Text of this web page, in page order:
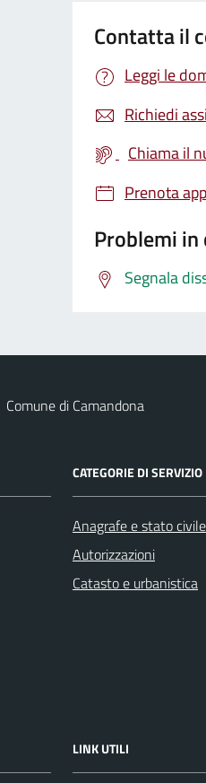
Contatta il
Leggi le
Richiedi
Chiama il
Prenota
Problemi
Segnala
Comune di Camandona
CATEGORIE DI SERVIZIO
Anagrafe e stato civile
Autorizzazioni
Catasto e urbanistica
LINK UTILI